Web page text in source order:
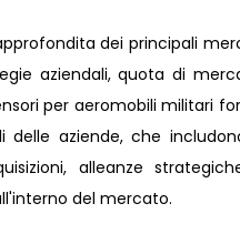
dei principali
aziendali, quota di
per aeromobili militari
aziende, che
alleanze
del mercato.